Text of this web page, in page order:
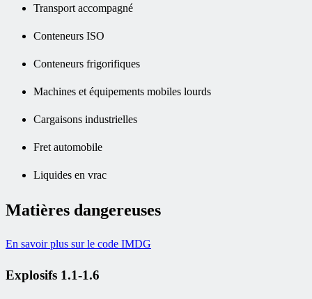
Transport accompagné
Conteneurs ISO
Conteneurs frigorifiques
Machines et équipements mobiles lourds
Cargaisons industrielles
Fret automobile
Liquides en vrac
Matières dangereuses
En savoir plus sur le code IMDG
Explosifs 1.1-1.6